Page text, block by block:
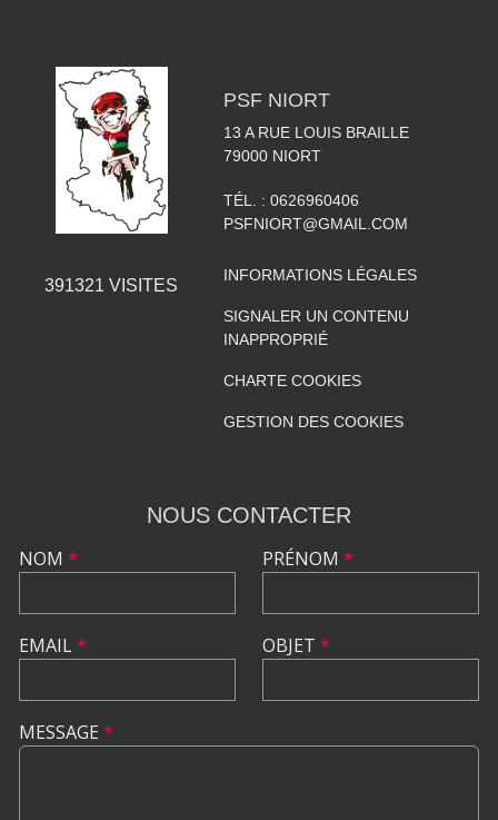
391321 VISITES
PSF NIORT
13 A RUE LOUIS BRAILLE
79000 NIORT
TÉL. : 0626960406
PSFNIORT@GMAIL.COM
INFORMATIONS LÉGALES
SIGNALER UN CONTENU
INAPPROPRIÉ
CHARTE COOKIES
GESTION DES COOKIES
NOUS CONTACTER
NOM *
EMAIL*
PRÉNOM *
OBJET *
MESSAGE *